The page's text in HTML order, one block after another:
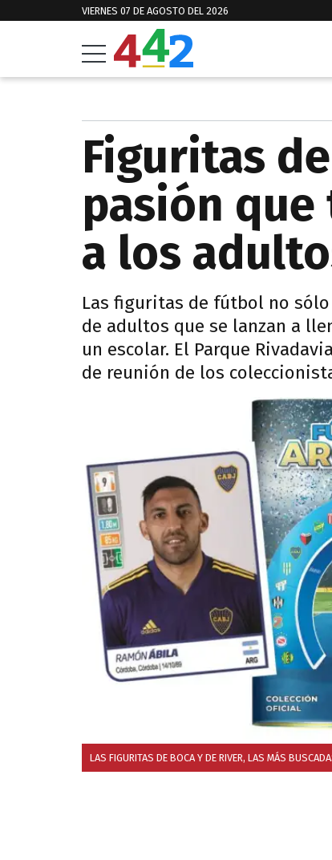
VIERNES 07 DE AGOSTO DEL 2026
Figuritas
pasión
a los
Las figuritas de fútbol no
de adultos que se lanzan a
un escolar. El Parque
de reunión de los
LAS FIGURITAS DE BOCA Y DE RIVER, LAS MÁS